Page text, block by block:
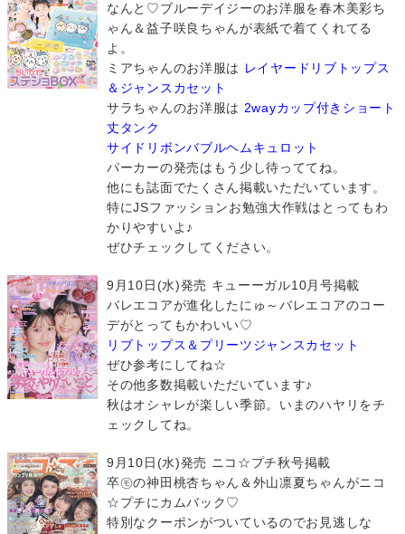
なんと♡ブルーデイジーのお洋服を春木美彩ち
ゃん＆益子咲良ちゃんが表紙で着てくれてる
よ。
ミアちゃんのお洋服は レイヤードリブトップス
＆ジャンスカセット
サラちゃんのお洋服は 2wayカップ付きショート
丈タンク
サイドリボンバブルヘムキュロット
パーカーの発売はもう少し待っててね。
他にも誌面でたくさん掲載いただいています。
特にJSファッションお勉強大作戦はとってもわ
かりやすいよ♪
ぜひチェックしてください。
9月10日(水)発売 キューーガル10月号掲載
バレエコアが進化したにゅ～バレエコアのコー
デがとってもかわいい♡
リブトップス＆プリーツジャンスカセット
ぜひ参考にしてね☆
その他多数掲載いただいています♪
秋はオシャレが楽しい季節。いまのハヤリをチ
ェックしてね。
9月10日(水)発売 ニコ☆プチ秋号掲載
卒㋲の神田桃杏ちゃん＆外山凛夏ちゃんがニコ
☆プチにカムバック♡
特別なクーポンがついているのでお見逃しな